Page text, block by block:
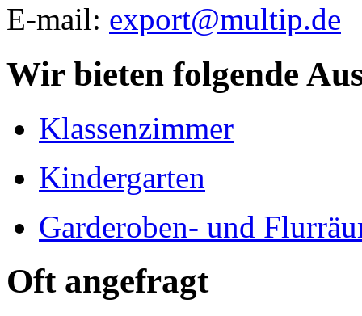
E-mail: export@multip.de
Wir bieten folgende
Klassenzimmer
Kindergarten
Garderoben- und
Oft angefragt